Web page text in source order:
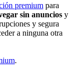
premium para
sin anuncios y
y segura
a ninguna otra
.